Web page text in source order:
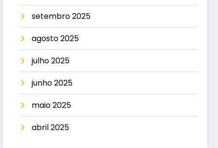
setembro 2025
agosto 2025
julho 2025
junho 2025
maio 2025
abril 2025